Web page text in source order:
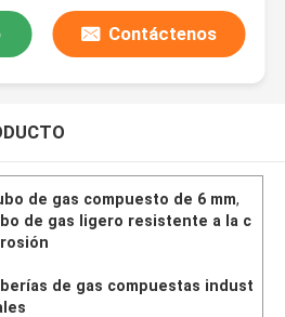
Contáctenos
de gas compuesto de 6 mm,
de gas ligero resistente a la c
de gas compuestas indust